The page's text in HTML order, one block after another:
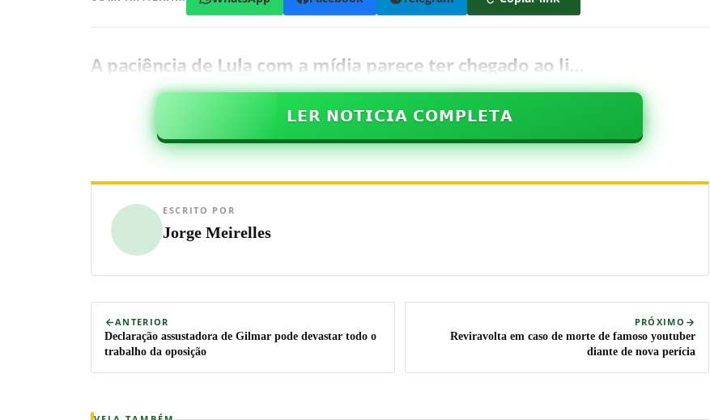
A paciência de Lula com a mídia parece ter chegado ao li…
𝗟𝗘𝗥 𝗡𝗢𝗧𝗜𝗖𝗜𝗔 𝗖𝗢𝗠𝗣𝗟𝗘𝗧𝗔
ESCRITO POR
Jorge Meirelles
ANTERIOR
Declaração assustadora de Gilmar pode devastar todo o
trabalho da oposição
PRÓXIMO
Reviravolta em caso de morte de famoso youtuber
diante de nova perícia